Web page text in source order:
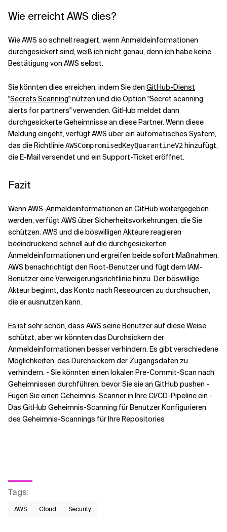
Wie erreicht AWS dies?
Wie AWS so schnell reagiert, wenn Anmeldeinformationen
durchgesickert sind, weiß ich nicht genau, denn ich habe keine
Bestätigung von AWS selbst.
Sie könnten dies erreichen, indem Sie den GitHub-Dienst
"Secrets Scanning"nutzen und die Option "Secret scanning
alerts for partners" verwenden. GitHub meldet dann
durchgesickerte Geheimnisse an diese Partner. Wenn diese
Meldung eingeht, verfügt AWS über ein automatisches System,
das die RichtlinieAWSCompromisedKeyQuarantineV2hinzufügt,
die E-Mail versendet und ein Support-Ticket eröffnet.
Fazit
Wenn AWS-Anmeldeinformationen an GitHub weitergegeben
werden, verfügt AWS über Sicherheitsvorkehrungen, die Sie
schützen. AWS und die böswilligen Akteure reagieren
beeindruckend schnell auf die durchgesickerten
Anmeldeinformationen und ergreifen beide sofort Maßnahmen.
AWS benachrichtigt den Root-Benutzer und fügt dem IAM-
Benutzer eine Verweigerungsrichtlinie hinzu. Der böswillige
Akteur beginnt, das Konto nach Ressourcen zu durchsuchen,
die er ausnutzen kann.
Es ist sehr schön, dass AWS seine Benutzer auf diese Weise
schützt, aber wir könnten das Durchsickern der
Anmeldeinformationen besser verhindern. Es gibt verschiedene
Möglichkeiten, das Durchsickern der Zugangsdaten zu
verhindern. - Sie könnten einen lokalen Pre-Commit-Scan nach
Geheimnissen durchführen, bevor Sie sie an GitHub pushen -
Fügen Sie einen Geheimnis-Scanner in Ihre CI/CD-Pipeline ein -
Das GitHub Geheimnis-Scanning für Benutzer Konfigurieren
des Geheimnis-Scannings für Ihre Repositories
Tags:
AWS​ Cloud Security